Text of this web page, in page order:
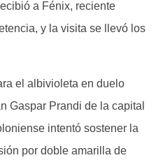
a Fénix, reciente
y la visita se llevó los
el albivioleta en duelo
Gaspar Prandi de la capital
intentó sostener la
por doble amarilla de